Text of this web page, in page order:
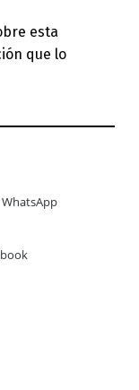
esta
que lo
WhatsApp